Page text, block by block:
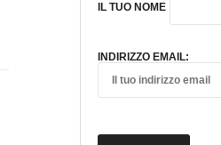
IL TUO NOME
INDIRIZZO EMAIL: